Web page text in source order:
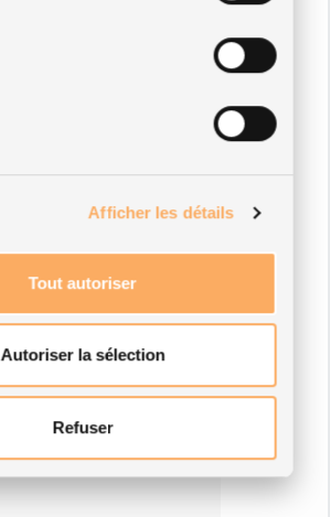
Afficher les détails
Tout autoriser
Autoriser la sélection
Refuser